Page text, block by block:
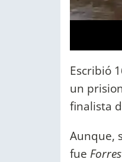
Escribió
un
finalista
Aunque,
fue